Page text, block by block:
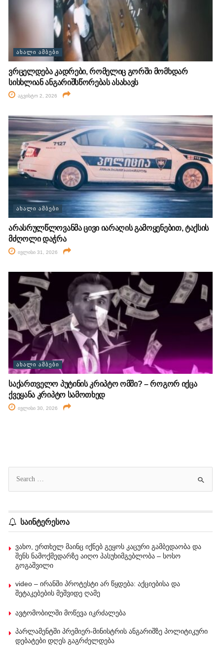
ᲐᲮᲐᲚᲘ ᲐᲛᲑᲔᲑᲘ
ვრცელდება კადრები, რომელიც გორში მომხდარ
სისხლიან ანგარიშსწორებას ასახავს
აგვისტო 2, 2026
ᲐᲮᲐᲚᲘ ᲐᲛᲑᲔᲑᲘ
არასრულწლოვანმა ცივი იარაღის გამოყენებით, ტაქსის
მძღოლი დაჭრა
ივლისი 31, 2026
ᲐᲮᲐᲚᲘ ᲐᲛᲑᲔᲑᲘ
საქართველო პუტინის კრიპტო ომში? – როგორ იქცა
ქვეყანა კრიპტო სამოთხედ
ივლისი 30, 2026
საინტერესოა
ვახო, ერთხელ მაინც იქნებ გეყოს კაცური გამბედაობა და
შენს ნამოქმედარზე აიღო პასუხიმგებლობა – სოსო
გოგაშვილი
video – ირანში პროტესტი არ წყდება: აქციებისა და
შეტაკებების მეშვიდე ღამე
ავტომობილში მოწევა იკრძალება
პარლამენტში პრემიერ-მინისტრის ანგარიშზე პოლიტიკური
დებატები დღეს გაგრძელდება